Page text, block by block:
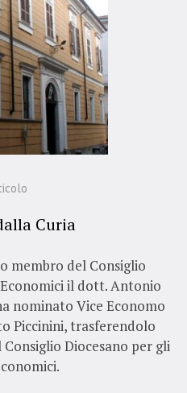
Curia
membro del Consiglio
il dott. Antonio
nominato Vice Economo
Piccinini, trasferendolo
Diocesano per gli